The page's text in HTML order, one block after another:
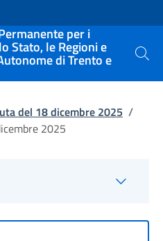
per i
Stato, le Regioni e
di Trento e Cerca
del 18 dicembre 2025 /
2025